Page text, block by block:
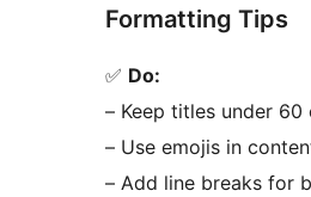
Formatting Tips
✅ Do:
– Keep titles under 60
– Use emojis in
– Add line breaks for